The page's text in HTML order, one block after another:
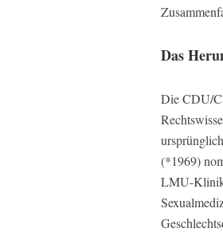
Das
Die CDU/
(*1969)
LMU-